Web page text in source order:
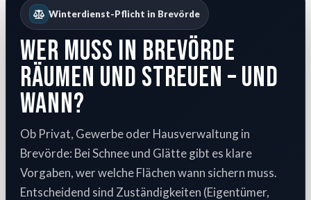
Winterdienst-Pflicht in Brevörde
Wer muss in Brevörde
räumen und streuen – und
wann?
Ob Privat, Gewerbe oder Hausverwaltung in
Brevörde: Bei Schnee und Glätte gibt es klare
Vorgaben, wer welche Flächen wann sichern muss.
Entscheidend sind Zuständigkeiten (Eigentümer,